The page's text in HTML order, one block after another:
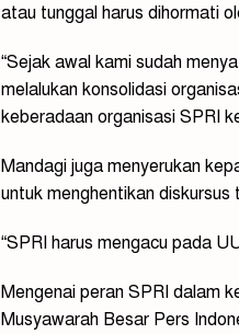
atau tunggal harus dihormati
“Sejak awal kami sudah
melalukan konsolidasi
keberadaan organisasi SPRI
Mandagi juga menyerukan
untuk menghentikan
“SPRI harus mengacu pada
Mengenai peran SPRI dalam
Musyawarah Besar Pers